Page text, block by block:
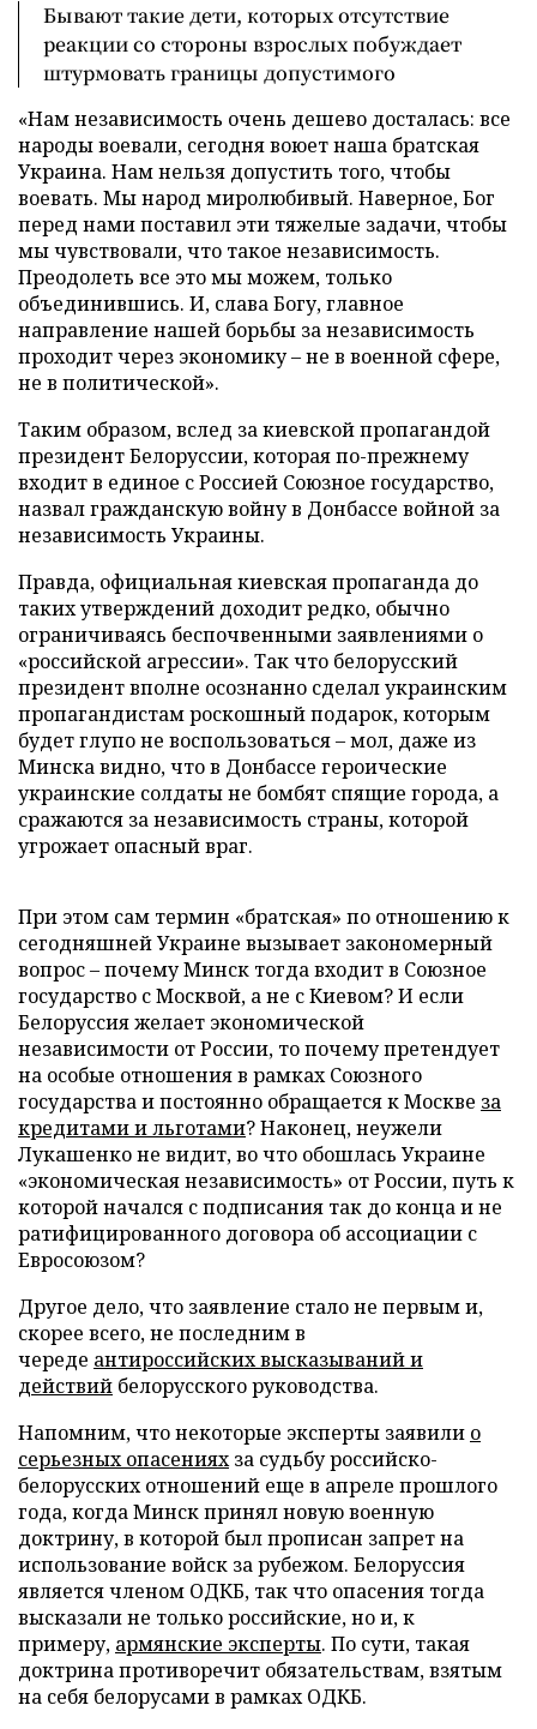
Бывают такие дети, которых отсутствие
реакции со стороны взрослых побуждает
штурмовать границы допустимого
«Нам независимость очень дешево досталась: все
народы воевали, сегодня воюет наша братская
Украина. Нам нельзя допустить того, чтобы
воевать. Мы народ миролюбивый. Наверное, Бог
перед нами поставил эти тяжелые задачи, чтобы
мы чувствовали, что такое независимость.
Преодолеть все это мы можем, только
объединившись. И, слава Богу, главное
направление нашей борьбы за независимость
проходит через экономику – не в военной сфере,
не в политической».
Таким образом, вслед за киевской пропагандой
президент Белоруссии, которая по-прежнему
входит в единое с Россией Союзное государство,
назвал гражданскую войну в Донбассе войной за
независимость Украины.
Правда, официальная киевская пропаганда до
таких утверждений доходит редко, обычно
ограничиваясь беспочвенными заявлениями о
«российской агрессии». Так что белорусский
президент вполне осознанно сделал украинским
пропагандистам роскошный подарок, которым
будет глупо не воспользоваться – мол, даже из
Минска видно, что в Донбассе героические
украинские солдаты не бомбят спящие города, а
сражаются за независимость страны, которой
угрожает опасный враг.
При этом сам термин «братская» по отношению к
сегодняшней Украине вызывает закономерный
вопрос – почему Минск тогда входит в Союзное
государство с Москвой, а не с Киевом? И если
Белоруссия желает экономической
независимости от России, то почему претендует
на особые отношения в рамках Союзного
государства и постоянно обращается к Москве за
кредитами и льготами? Наконец, неужели
Лукашенко не видит, во что обошлась Украине
«экономическая независимость» от России, путь к
которой начался с подписания так до конца и не
ратифицированного договора об ассоциации с
Евросоюзом?
Другое дело, что заявление стало не первым и,
скорее всего, не последним в
череде антироссийских высказываний и
действий белорусского руководства.
Напомним, что некоторые эксперты заявили о
серьезных опасенияхза судьбу российско-
белорусских отношений еще в апреле прошлого
года, когда Минск принял новую военную
доктрину, в которой был прописан запрет на
использование войск за рубежом. Белоруссия
является членом ОДКБ, так что опасения тогда
высказали не только российские, но и, к
примеру, армянские эксперты. По сути, такая
доктрина противоречит обязательствам, взятым
на себя белорусами в рамках ОДКБ.